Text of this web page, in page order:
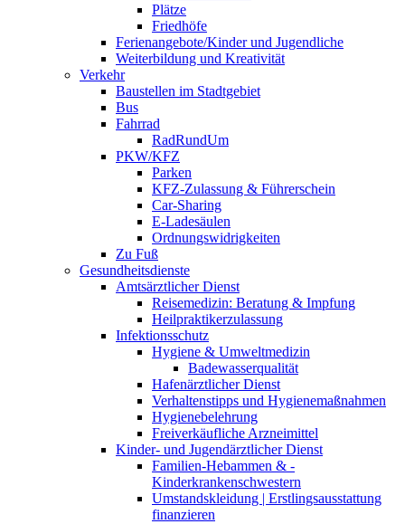
Plätze
Friedhöfe
Ferienangebote/Kinder und Jugendliche
Weiterbildung und Kreativität
Verkehr
Baustellen im Stadtgebiet
Bus
Fahrrad
RadRundUm
PKW/KFZ
Parken
KFZ-Zulassung & Führerschein
Car-Sharing
E-Ladesäulen
Ordnungswidrigkeiten
Zu Fuß
Gesundheitsdienste
Amtsärztlicher Dienst
Reisemedizin: Beratung & Impfung
Heilpraktikerzulassung
Infektionsschutz
Hygiene & Umweltmedizin
Badewasserqualität
Hafenärztlicher Dienst
Verhaltenstipps und Hygienemaßnahmen
Hygienebelehrung
Freiverkäufliche Arzneimittel
Kinder- und Jugendärztlicher Dienst
Familien-Hebammen & -
Kinderkrankenschwestern
Umstandskleidung | Erstlingsausstattung
finanzieren